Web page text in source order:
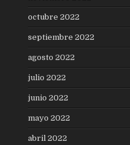
octubre 2022
septiembre 2022
agosto 2022
julio 2022
junio 2022
mayo 2022
abril 2022